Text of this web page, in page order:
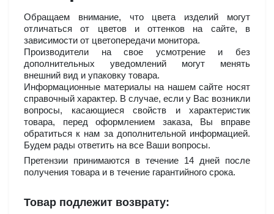
Обращаем внимание, что цвета изделий могут
отличаться от цветов и оттенков на сайте, в
зависимости от цветопередачи монитора.
Производители на свое усмотрение и без
дополнительных уведомлений могут менять
внешний вид и упаковку товара.
Информационные материалы на нашем сайте носят
справочный характер. В случае, если у Вас возникли
вопросы, касающиеся свойств и характеристик
товара, перед оформлением заказа, Вы вправе
обратиться к нам за дополнительной информацией.
Будем рады ответить на все Ваши вопросы.
Претензии принимаются в течение 14 дней после
получения товара и в течение гарантийного срока.
Товар подлежит возврату: